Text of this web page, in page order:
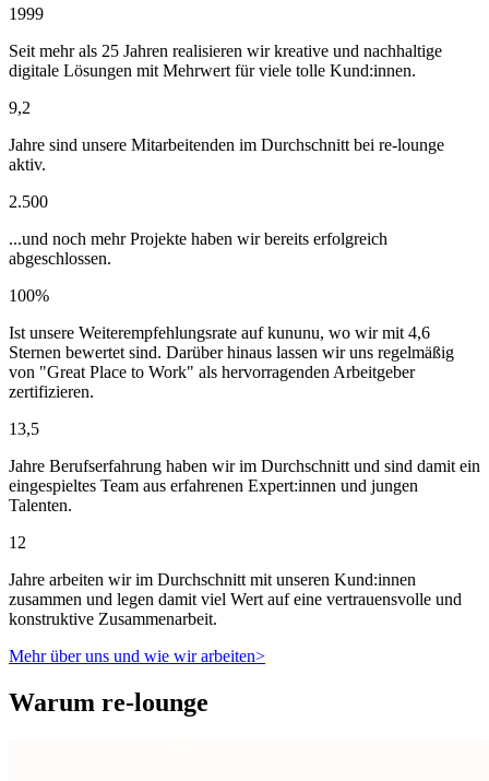
1999
Seit mehr als 25 Jahren realisieren wir kreative und nachhaltige
digitale Lösungen mit Mehrwert für viele tolle Kund:innen.
9,2
Jahre sind unsere Mitarbeitenden im Durchschnitt bei re-lounge
aktiv.
2.500
...und noch mehr Projekte haben wir bereits erfolgreich
abgeschlossen.
100%
Ist unsere Weiterempfehlungsrate auf kununu, wo wir mit 4,6
Sternen bewertet sind. Darüber hinaus lassen wir uns regelmäßig
von "Great Place to Work" als hervorragenden Arbeitgeber
zertifizieren.
13,5
Jahre Berufserfahrung haben wir im Durchschnitt und sind damit ein
eingespieltes Team aus erfahrenen Expert:innen und jungen
Talenten.
12
Jahre arbeiten wir im Durchschnitt mit unseren Kund:innen
zusammen und legen damit viel Wert auf eine vertrauensvolle und
konstruktive Zusammenarbeit.
Mehr über uns und wie wir arbeiten>
Warum re-lounge